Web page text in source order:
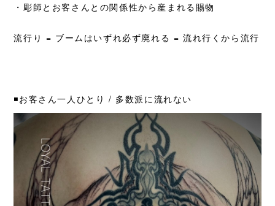
・彫師とお客さんとの関係性から産まれる賜物
流行り = ブームはいずれ必ず廃れる = 流れ行くから流行
◾️お客さん一人ひとり / 多数派に流れない